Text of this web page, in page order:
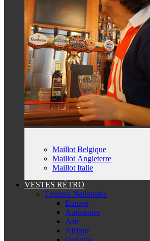
Maillot Belgique
Maillot Angleterre
Maillot Italie
VESTES RÉTRO
Équipes Nationales
Europe
Amériques
Asie
Afrique